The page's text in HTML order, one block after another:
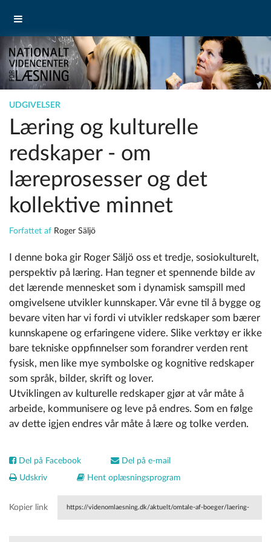
UDGIVELSER
Læring og kulturelle
redskaper - om
læreprosesser og det
kollektive minnet
Forfattet af Roger Säljö
I denne boka gir Roger Säljö oss et tredje, sosiokulturelt,
perspektiv på læring. Han tegner et spennende bilde av
det lærende mennesket som i dynamisk samspill med
omgivelsene utvikler kunnskaper. Vår evne til å bygge og
bevare viten har vi fordi vi utvikler redskaper som bærer
kunnskapene og erfaringene videre. Slike verktøy er ikke
bare tekniske oppfinnelser som forandrer verden rent
fysisk, men like mye symbolske og kognitive redskaper
som språk, bilder, skrift og lover.
Utviklingen av kulturelle redskaper gjør at vår måte å
arbeide, kommunisere og leve på endres. Som en følge
av dette igjen endres vår måte å lære og tolke verden.
Del på Facebook
Del på e-mail
Udskriv
Hent oplæsningsprogram
Kopier link https://videnomlaesning.dk/aktuelt/omtale-af-boeger/laering-